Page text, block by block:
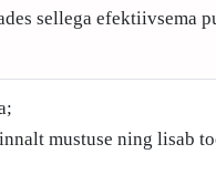
sellega efektiivsema
mustuse ning lisab